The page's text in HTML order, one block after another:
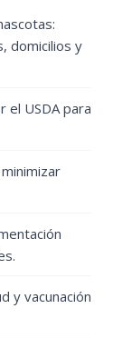
domicilios y
el USDA para
y vacunación